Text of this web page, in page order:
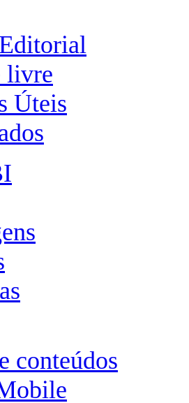
livre
Úteis
conteúdos